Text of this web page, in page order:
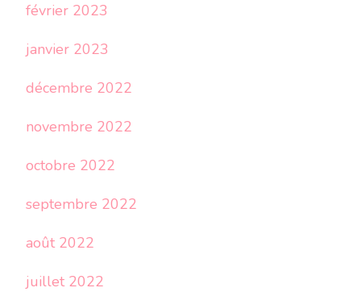
février 2023
janvier 2023
décembre 2022
novembre 2022
octobre 2022
septembre 2022
août 2022
juillet 2022